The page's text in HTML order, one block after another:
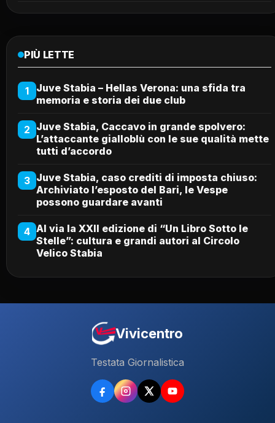
PIÙ LETTE
1
Juve Stabia – Hellas Verona: una sfida tra
memoria e storia dei due club
2 Juve Stabia, Caccavo in grande spolvero:
L’attaccante gialloblù con le sue qualità mette
tutti d’accordo
3 Juve Stabia, caso crediti di imposta chiuso:
Archiviato l’esposto del Bari, le Vespe
possono guardare avanti
4 Al via la XXII edizione di “Un Libro Sotto le
Stelle”: cultura e grandi autori al Circolo
Velico Stabia
Vivicentro
Testata Giornalistica